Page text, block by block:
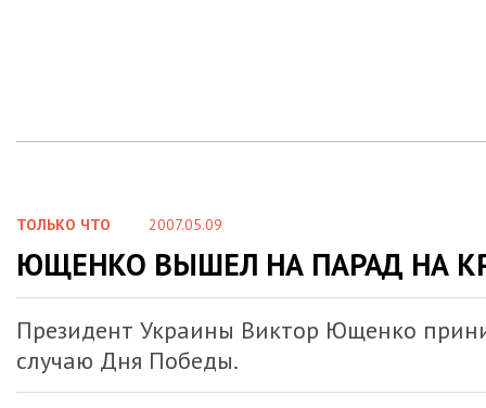
ТОЛЬКО ЧТО 2007.05.09
ЮЩЕНКО ВЫШЕЛ НА ПАРАД НА
Президент Украины Виктор Ющенко
случаю Дня Победы.